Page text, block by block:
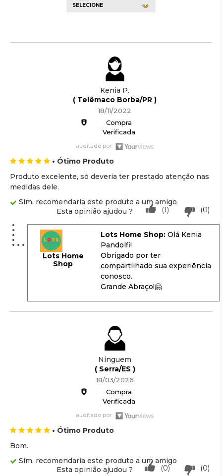
SELECIONE
Kenia P.
( Telêmaco Borba/PR )
18/11/2022
Compra
Verificada
auditado por:
• Ótimo Produto
Produto excelente, só deveria ter prestado atenção nas
medidas dele.
Sim, recomendaria este produto a um amigo
(0)
(1)
Esta opinião ajudou ?
Lots Home
Shop
Lots Home Shop: Olá Kenia
Pandolfi!
Obrigado por ter
compartilhado sua experiência
conosco.
Grande Abraço!🤗
Ninguem
( Serra/ES )
18/03/2026
Compra
Verificada
auditado por:
• Ótimo Produto
Bom.
Sim, recomendaria este produto a um amigo
(0)
(0)
Esta opinião ajudou ?